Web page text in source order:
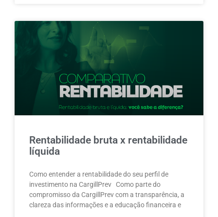
Rentabilidade bruta x rentabilidade
líquida
Como entender a rentabilidade do seu perfil de
investimento na CargillPrev Como parte do
compromisso da CargillPrev com a transparência, a
clareza das informações e a educação financeira e